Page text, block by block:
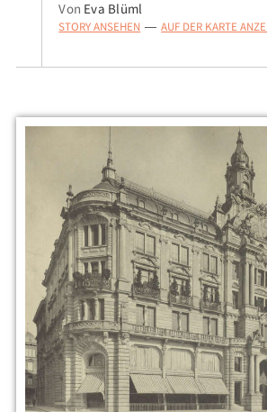
Von Eva Blüml
STORY ANSEHEN — AUF DER KARTE